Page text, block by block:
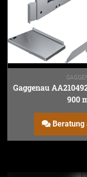
Gaggenau
900